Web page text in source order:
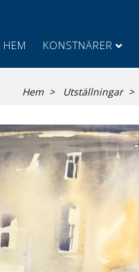
HEM KONSTNÄRER
Hem Utställningar